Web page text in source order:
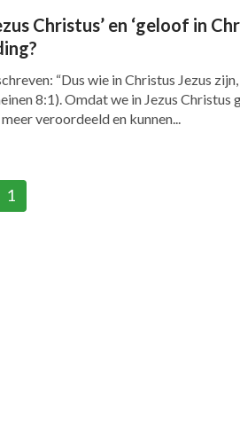
Christus’ en ‘geloof in
“Dus wie in ​Christus​ ​Jezus​
8:1). Omdat we in Jezus Christus
veroordeeld en kunnen...
1